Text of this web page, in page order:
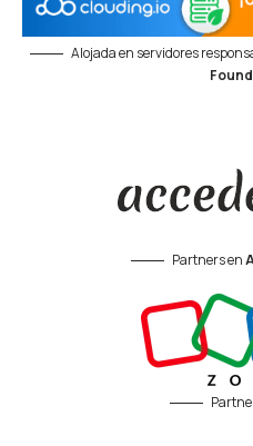
Alojada en servidores
Partners en